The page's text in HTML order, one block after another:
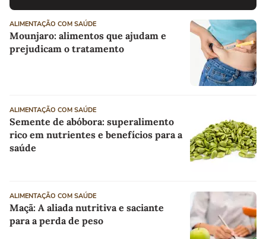
ALIMENTAÇÃO COM SAÚDE
Mounjaro: alimentos que ajudam e
prejudicam o tratamento
ALIMENTAÇÃO COM SAÚDE
Semente de abóbora: superalimento
rico em nutrientes e benefícios para a
saúde
ALIMENTAÇÃO COM SAÚDE
Maçã: A aliada nutritiva e saciante
para a perda de peso